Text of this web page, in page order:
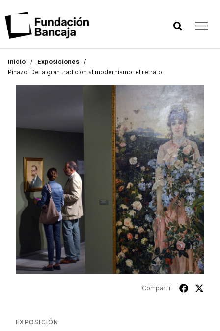
Inicio
Exposiciones
Pinazo. De la gran tradición al modernismo: el retrato
Compartir:
EXPOSICIÓN